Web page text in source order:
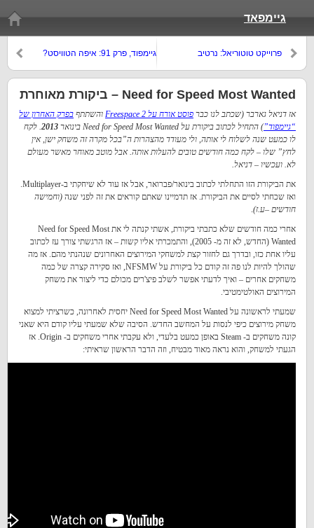
גיימפאד
גיימפוד, פרק 91: איפה הטוויסט? פרוייקט טוטוריאל: נרטיב
Need for Speed Most Wanted – ביקורת מאוחרת
אז דניאל גארבר (שכתב לנו כבר פוסט אורח על Freespace 2 והשתתף בפרק האחרון של
“גיימפוד”) התחיל לכתוב ביקורת על Need for Speed Most Wanted בינואר 2013. לקח
לו כמעט שנה לשלוח לי אותה, ולי מעודד מהצהרות ה”בכל מקרה זה משחק ישן, אין
לחץ” שלו – לקח כמה חודשים טובים להעלות אותה. אבל מוטב מאוחר מאשר מעולם
לא. ועכשיו – דניאל.
את הביקורת הזו התחלתי לכתוב בינואר/פברואר, אבל אז עוד לא שיחקתי ב-Multiplayer.
ואז שכחתי לסיים את הביקורת. אז תדמיינו שאתם קוראים את זה לפני שנה (וחמישה
חודשים –ע.ז).
אחרי כמה חודשים שלא כתבתי ביקורת, אשתי קנתה לי את Need for Speed Most
Wanted (החדש, לא זה מ- 2005), והתמכרתי אליו קשות – אז הרגשתי צורך עז לכתוב
עליו אחת כזו, ובדרך גם לחזור קצת למשחקי המירוצים האחרונים שנהנתי מהם. אז מה
שהולך להיות לנו פה זה קודם כל ביקורת על NFSMW, ואז סקירה קצרה של כמה
משחקים אחרים – ואיך לדעתי אפשר לשלב פיצ'רים מכולם כדי ליצור את משחק
המירוצים האולטימטיבי.
שמעתי לראשונה על Need for Speed Most Wanted יחסית לאחרונה, כשרציתי למצוא
משחק מירוצים כיפי לנסות על המחשב החדש. הסיבה שלא שמעתי עליו קודם היא שאני
קונה משחקים ב- Steam באופן כמעט בלעדי, ולא עקבתי אחרי משחקים ב- Origin. אז
הגעתי למשחק, והוא נראה מאוד מבטיח, וזה הדבר הראשון שראיתי: